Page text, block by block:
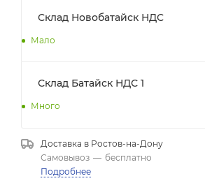
Склад Новобатайск НДС
Мало
Склад Батайск НДС 1
Много
Доставка в Ростов-на-Дону
Самовывоз — бесплатно
Подробнее